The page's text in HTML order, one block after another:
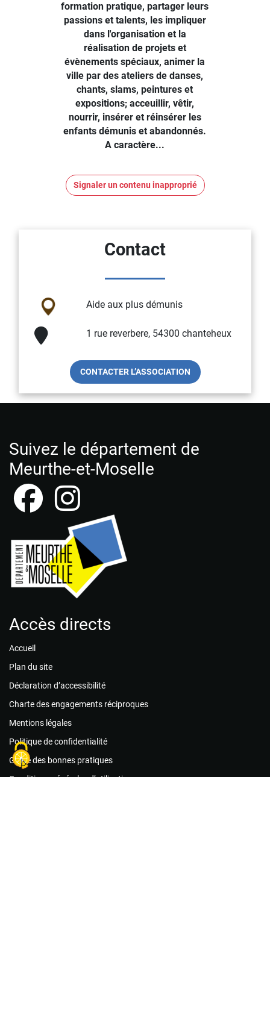
formation pratique, partager leurs
passions et talents, les impliquer
dans l'organisation et la
réalisation de projets et
évènements spéciaux, animer la
ville par des ateliers de danses,
chants, slams, peintures et
expositions; acceuillir, vêtir,
nourrir, insérer et réinsérer les
enfants démunis et abandonnés.
A caractère...
Signaler un contenu inapproprié
Contact
Aide aux plus démunis
1 rue reverbere, 54300 chanteheux
CONTACTER L’ASSOCIATION
Suivez le département de
Meurthe-et-Moselle
Accès directs
Accueil
Plan du site
Déclaration d’accessibilité
Charte des engagements réciproques
Mentions légales
Politique de confidentialité
Guide des bonnes pratiques
Conditions générales d’utilisation